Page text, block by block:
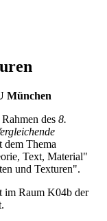
München
des 8.
Thema
Text, Material"
und Texturen".
im Raum K04b der